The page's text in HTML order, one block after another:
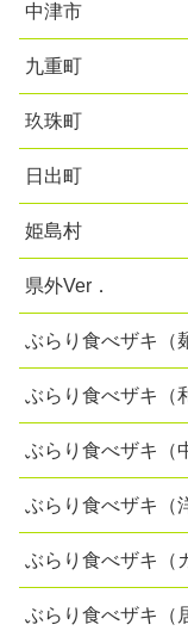
中津市
九重町
玖珠町
日出町
姫島村
県外Ver．
ぶらり食べザキ（
ぶらり食べザキ（
ぶらり食べザキ（
ぶらり食べザキ（
ぶらり食べザキ（
ぶらり食べザキ（